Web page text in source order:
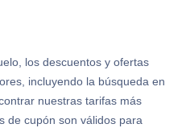
los descuentos y ofertas
incluyendo la búsqueda en
nuestras tarifas más
de cupón son válidos para